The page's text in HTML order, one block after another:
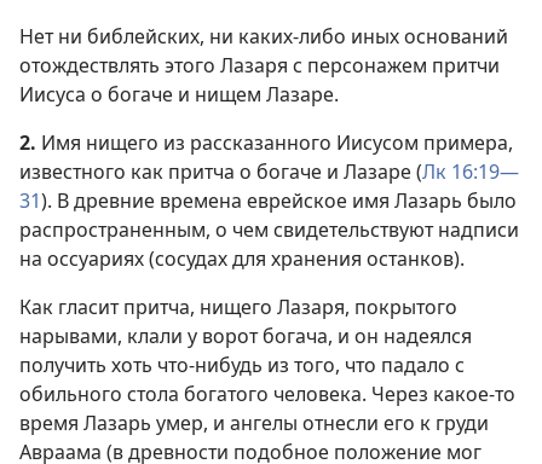
Нет ни библейских, ни каких-либо иных оснований
отождествлять этого Лазаря с персонажем притчи
Иисуса о богаче и нищем Лазаре.
2. Имя нищего из рассказанного Иисусом примера,
известного как притча о богаче и Лазаре (Лк 16:19—
31). В древние времена еврейское имя Лазарь было
распространенным, о чем свидетельствуют надписи
на оссуариях (сосудах для хранения останков).
Как гласит притча, нищего Лазаря, покрытого
нарывами, клали у ворот богача, и он надеялся
получить хоть что-нибудь из того, что падало с
обильного стола богатого человека. Через какое-то
время Лазарь умер, и ангелы отнесли его к груди
Авраама (в древности подобное положение мог